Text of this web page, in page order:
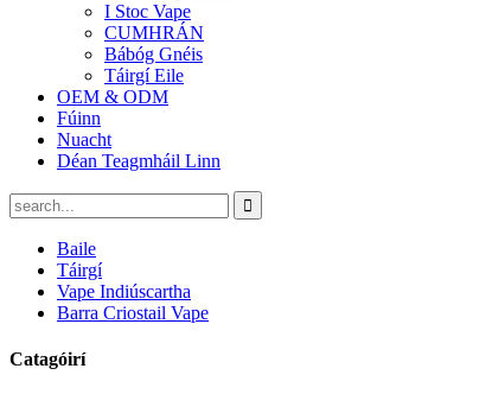
I Stoc Vape
CUMHRÁN
Bábóg Gnéis
Táirgí Eile
OEM & ODM
Fúinn
Nuacht
Déan Teagmháil Linn
Baile
Táirgí
Vape Indiúscartha
Barra Criostail Vape
Catagóirí